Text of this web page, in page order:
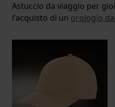
Astuccio da viaggio per
l'acquisto di un orologio